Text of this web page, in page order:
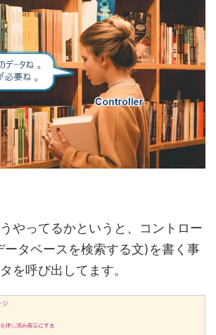
やってるかというと、コントロー
ータベースを検索する文)を書く事
を呼び出してます。